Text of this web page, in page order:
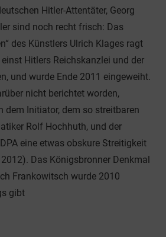
Hitler-Attentäter, Georg
sind noch recht frisch: Das
des Künstlers Ulrich Klages ragt
Hitlers Reichskanzlei und der
und wurde Ende 2011 eingeweiht.
nicht berichtet worden,
dem Initiator, dem so streitbaren
Rolf Hochhuth, und der
eine etwas obskure Streitigkeit
2012). Das Königsbronner Denkmal
Frankowitsch wurde 2010
gibt